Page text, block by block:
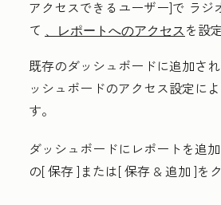
アクセスできるユーザー]で ラジ
て
、レポートへのアクセス を設
既存のダッシュボードに追加さ
ッシュボードのアクセス設定に
す。
ダッシュボードにレポートを追
の[保存]または[保存 & 追加 ]を